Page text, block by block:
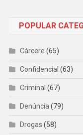
POPULAR
Cárcere (65)
Confidencial (63)
Criminal (67)
Denúncia (79)
Drogas (58)